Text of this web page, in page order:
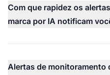
Com que rapidez os
marca por IA notificam
Alertas de monitoramento